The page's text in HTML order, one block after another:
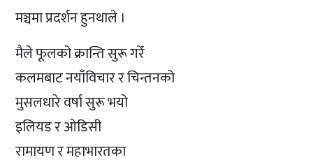
मञ्चमा प्रदर्शन हुनथाले ।
मैले फूलको क्रान्ति सुरू गरेँ
कलमबाट नयाँविचार र चिन्तनको
मुसलधारे वर्षा सुरू भयो
इलियड र ओडिसी
रामायण र महाभारतका